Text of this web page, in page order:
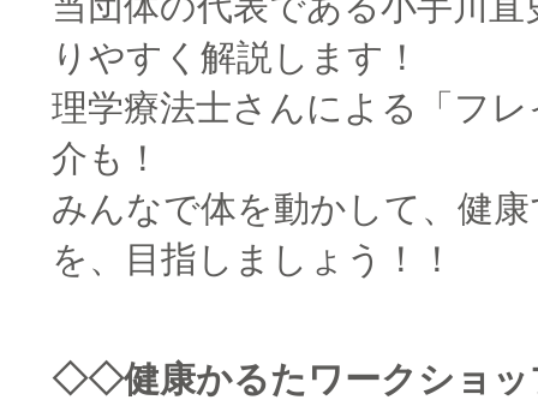
りやすく解説します！
理学療法士さんによる「フ
介も！
みんなで体を動かして、健
を、目指しましょう！！
◇◇健康かるたワークショ